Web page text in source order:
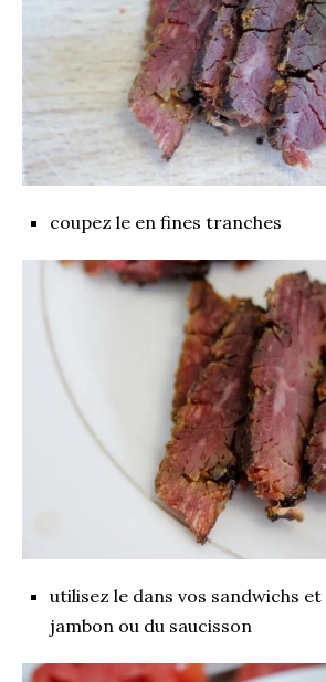
coupez le en fines tranches
utilisez le dans vos sandwichs
jambon ou du saucisson